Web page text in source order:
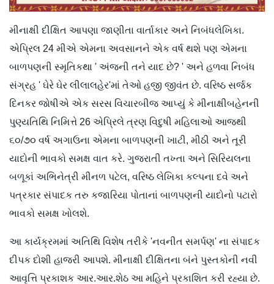
મીનાક્ષી દીક્ષિત આપણા જાણીતા વાર્તાકાર અને નિબંધલેખિકા.
એપ્રિલ 24 મીએ એમના અવસાનને એક વર્ષ થશે પણ એમના
બાળપણની સ્મૃતિકથા ' અંજની તને યાદ છે? ' અને હળવા નિબંધ
સંગ્રહ ' ઘેરે ઘેર લીલાલહેર'માં તેઓ હજી જીવંત છે. વરિષ્ઠ સર્જક
દિનકર જોષીએ એક સરસ વિચારબીજ આપ્યું કે મીનાક્ષીબહેનની
પુણ્યતિથિ નિમિત્તે 26 એપ્રિલે ત્રણ વિદુષી મહિલાઓ આજથી
૬૦/૭૦ વર્ષ અગાઉના એમના બાળપણની ખાટી, મીઠી અને તૂરી
યાદોની ભાવકો સમક્ષ વાત કરે. ગુજરાતી તખ્તા અને સિરિયલના
બળૂકાં અભિનેત્રી મીનળ પટેલ, વરિષ્ઠ લેખિકા કલ્પના દવે અને
પત્રકાર સંપાદક તરુ કજારિયા પોતાનાં બાળપણની યાદોનો પટારો
ભાવકો સમક્ષ ખોલશે.
આ કાર્યક્રમમાં અતિથિ વિશેષ તરીકે 'નવનીત સમર્પણ' ના સંપાદક
દીપક દોશી હાજરી આપશે. મીનાક્ષી દીક્ષિતના બંને પુસ્તકોની નવી
આવૃત્તિ પ્રકાશક આર.આર.શેઠ આ મહિને પ્રકાશિત કરી રહ્યા છે.